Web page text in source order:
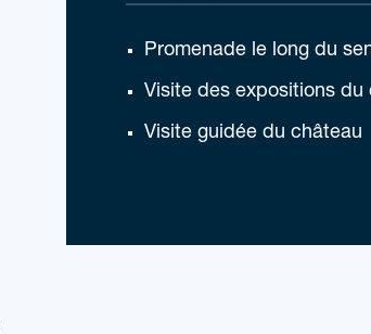
Promenade le long du
Visite des expositions du
Visite guidée du château